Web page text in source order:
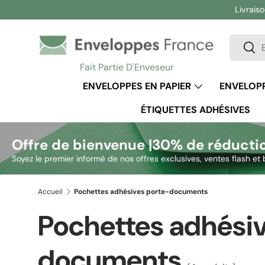
Aller au contenu
Fait Partie D'Enveseur
ENVELOPPES EN PAPIER
ÉTIQUETTES ADHÉSIVES
Offre de bienvenue |30% de
Soyez le premier informé de nos offres exclusives, ventes flash et
Accueil Pochettes adhésives porte-documents
Pochettes